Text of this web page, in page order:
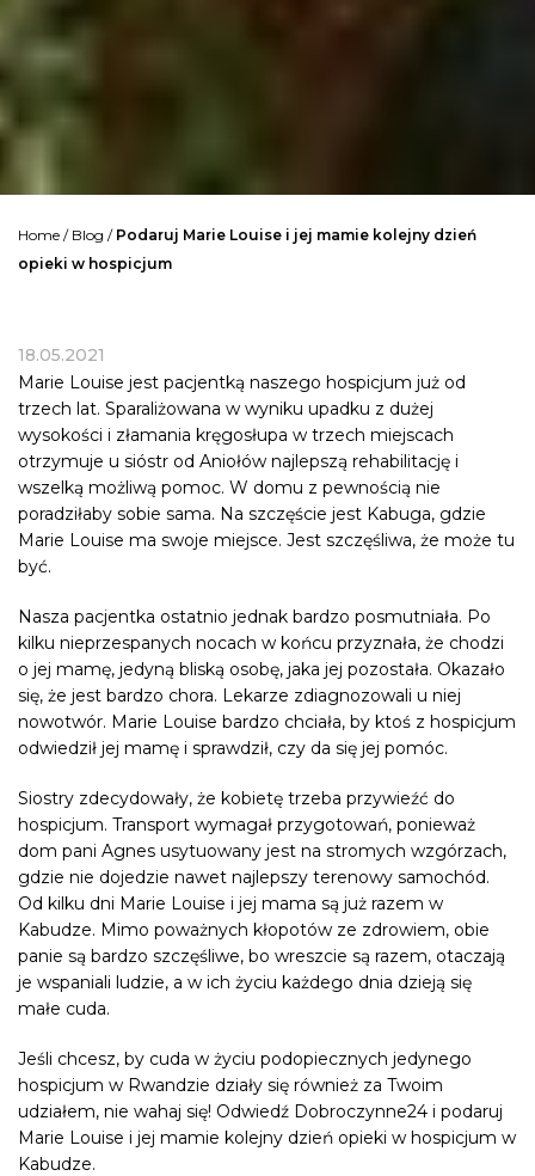
Home / Blog / Podaruj Marie Louise i jej mamie kolejny dzień
opieki w hospicjum
18.05.2021
Marie Louise jest pacjentką naszego hospicjum już od
trzech lat. Sparaliżowana w wyniku upadku z dużej
wysokości i złamania kręgosłupa w trzech miejscach
otrzymuje u sióstr od Aniołów najlepszą rehabilitację i
wszelką możliwą pomoc. W domu z pewnością nie
poradziłaby sobie sama. Na szczęście jest Kabuga, gdzie
Marie Louise ma swoje miejsce. Jest szczęśliwa, że może tu
być.
Nasza pacjentka ostatnio jednak bardzo posmutniała. Po
kilku nieprzespanych nocach w końcu przyznała, że chodzi
o jej mamę, jedyną bliską osobę, jaka jej pozostała. Okazało
się, że jest bardzo chora. Lekarze zdiagnozowali u niej
nowotwór. Marie Louise bardzo chciała, by ktoś z hospicjum
odwiedził jej mamę i sprawdził, czy da się jej pomóc.
Siostry zdecydowały, że kobietę trzeba przywieźć do
hospicjum. Transport wymagał przygotowań, ponieważ
dom pani Agnes usytuowany jest na stromych wzgórzach,
gdzie nie dojedzie nawet najlepszy terenowy samochód.
Od kilku dni Marie Louise i jej mama są już razem w
Kabudze. Mimo poważnych kłopotów ze zdrowiem, obie
panie są bardzo szczęśliwe, bo wreszcie są razem, otaczają
je wspaniali ludzie, a w ich życiu każdego dnia dzieją się
małe cuda.
Jeśli chcesz, by cuda w życiu podopiecznych jedynego
hospicjum w Rwandzie działy się również za Twoim
udziałem, nie wahaj się! Odwiedź Dobroczynne24 i podaruj
Marie Louise i jej mamie kolejny dzień opieki w hospicjum w
Kabudze.